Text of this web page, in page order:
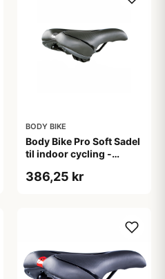
BODY BIKE
Body Bike Pro Soft Sadel
til indoor cycling -
sort
386,25 kr